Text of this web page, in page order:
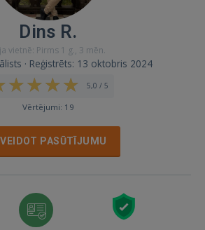
Dins R.
vietnē: Pirms 1 g., 3 mēn.
· Reģistrēts: 13 oktobris 2024
5,0 / 5
Vērtējumi: 19
PASŪTĪJUMU